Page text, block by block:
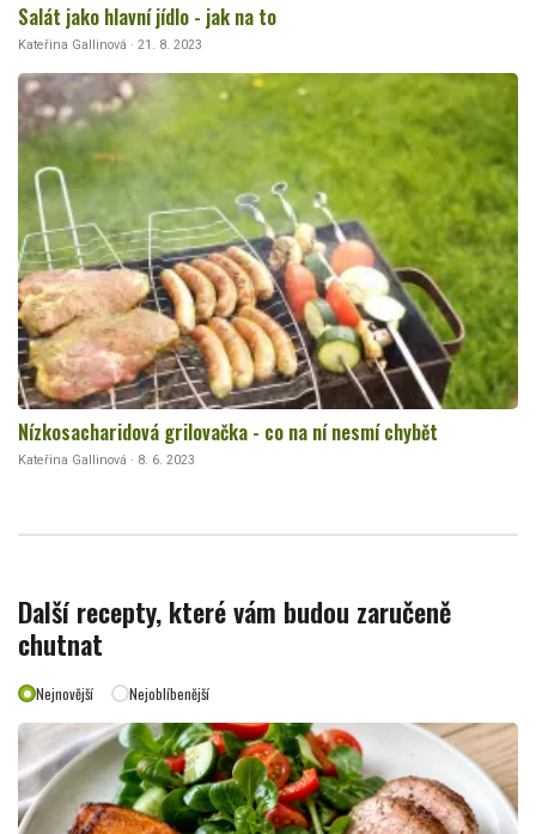
Salát jako hlavní jídlo - jak na to
Kateřina Gallinová · 21. 8. 2023
Nízkosacharidová grilovačka - co na ní nesmí chybět
Kateřina Gallinová · 8. 6. 2023
Další recepty, které vám budou zaručeně
chutnat
Nejnovější Nejoblíbenější